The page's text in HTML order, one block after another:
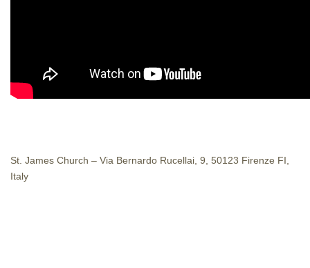
St. James Church – Via Bernardo Rucellai, 9, 50123 Firenze FI,
Italy